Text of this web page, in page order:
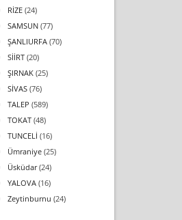
RİZE(24)
SAMSUN(77)
ŞANLIURFA(70)
SİİRT(20)
ŞIRNAK(25)
SİVAS(76)
TALEP (589)
TOKAT(48)
TUNCELİ (16)
Ümraniye(25)
Üsküdar(24)
YALOVA(16)
Zeytinburnu (24)